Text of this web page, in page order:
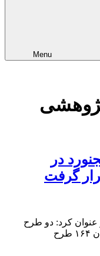
Menu
در
گرفت
کرد: دو طرح